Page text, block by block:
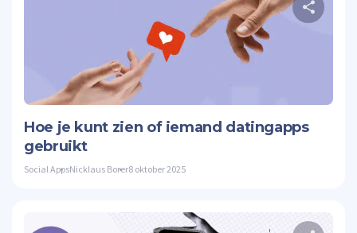
Hoe je kunt zien of iemand datingapps
gebruikt
Social AppsNicklaus Borer8 oktober 2025